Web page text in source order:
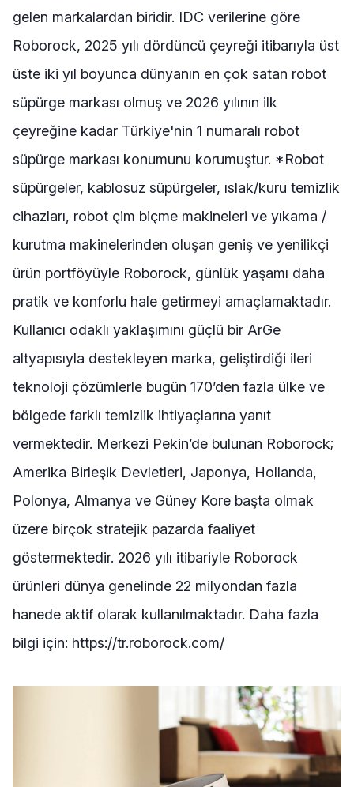
gelen markalardan biridir. IDC verilerine göre
Roborock, 2025 yılı dördüncü çeyreği itibarıyla üst
üste iki yıl boyunca dünyanın en çok satan robot
süpürge markası olmuş ve 2026 yılının ilk
çeyreğine kadar Türkiye'nin 1 numaralı robot
süpürge markası konumunu korumuştur. *Robot
süpürgeler, kablosuz süpürgeler, ıslak/kuru temizlik
cihazları, robot çim biçme makineleri ve yıkama /
kurutma makinelerinden oluşan geniş ve yenilikçi
ürün portföyüyle Roborock, günlük yaşamı daha
pratik ve konforlu hale getirmeyi amaçlamaktadır.
Kullanıcı odaklı yaklaşımını güçlü bir ArGe
altyapısıyla destekleyen marka, geliştirdiği ileri
teknoloji çözümlerle bugün 170’den fazla ülke ve
bölgede farklı temizlik ihtiyaçlarına yanıt
vermektedir. Merkezi Pekin’de bulunan Roborock;
Amerika Birleşik Devletleri, Japonya, Hollanda,
Polonya, Almanya ve Güney Kore başta olmak
üzere birçok stratejik pazarda faaliyet
göstermektedir. 2026 yılı itibariyle Roborock
ürünleri dünya genelinde 22 milyondan fazla
hanede aktif olarak kullanılmaktadır. Daha fazla
bilgi için: https://tr.roborock.com/